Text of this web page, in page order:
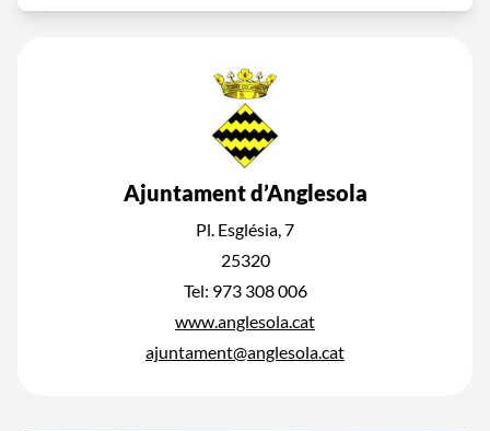
Ajuntament d’Anglesola
Pl. Església, 7
25320
Tel: 973 308 006
www.anglesola.cat
ajuntament@anglesola.cat